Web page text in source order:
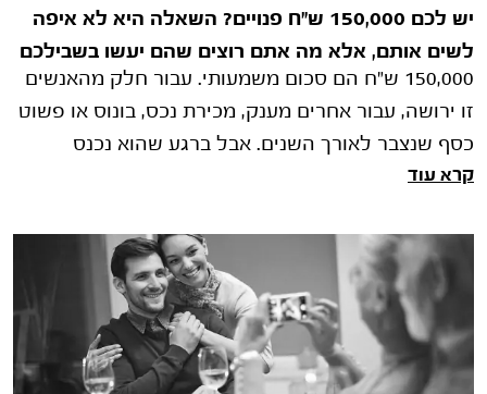
יש לכם 150,000 ש"ח פנויים? השאלה היא לא איפה
לשים אותם, אלא מה אתם רוצים שהם יעשו בשבילכם
150,000 ש"ח הם סכום משמעותי. עבור חלק מהאנשים
זו ירושה, עבור אחרים מענק, מכירת נכס, בונוס או פשוט
כסף שנצבר לאורך השנים. אבל ברגע שהוא נכנס
לחשבון הבנק, מתחילה ההתלבטות האמ
קרא עוד